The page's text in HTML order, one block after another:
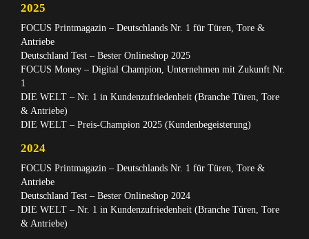
2025
FOCUS Printmagazin – Deutschlands Nr. 1 für Türen, Tore &
Antriebe
Deutschland Test – Bester Onlineshop 2025
FOCUS Money – Digital Champion, Unternehmen mit Zukunft Nr.
1
DIE WELT – Nr. 1 in Kundenzufriedenheit (Branche Türen, Tore
& Antriebe)
DIE WELT – Preis-Champion 2025 (Kundenbegeisterung)
2024
FOCUS Printmagazin – Deutschlands Nr. 1 für Türen, Tore &
Antriebe
Deutschland Test – Bester Onlineshop 2024
DIE WELT – Nr. 1 in Kundenzufriedenheit (Branche Türen, Tore
& Antriebe)